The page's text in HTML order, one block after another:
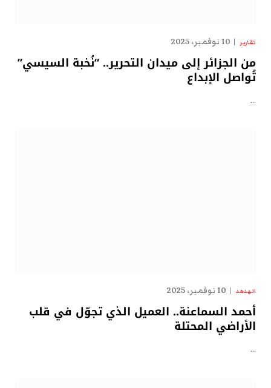
تقارير 10 نوفمبر، 2025
من الجزائر إلى ميدان التحرير.. “نُخبة السيسي”
تُواصل الإبداع
…
الهدهد 10 نوفمبر، 2025
أحمد السماعنة.. العميل الذي تجوّل في قلب
الأراضي المحتلة
…